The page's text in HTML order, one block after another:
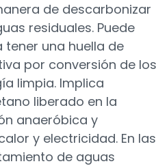
de descarbonizar
residuales. Puede
tener una huella de
por conversión de los
limpia. Implica
liberado en la
anaeróbica y
y electricidad. En las
de aguas